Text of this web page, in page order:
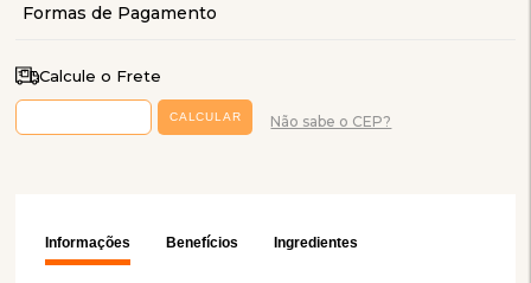
Calcule o Frete
Não sabe o CEP?
Informações Benefícios Ingredientes